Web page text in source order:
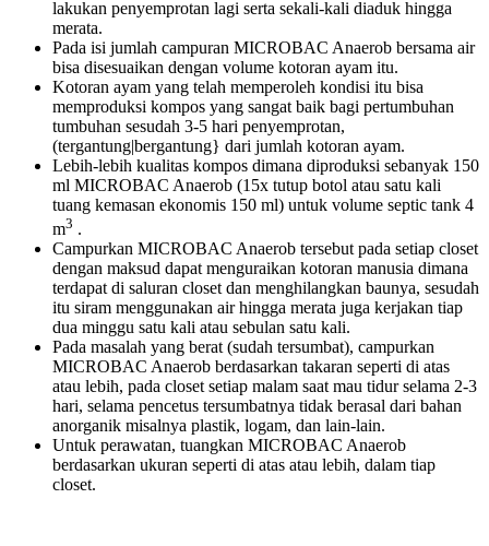
lakukan penyemprotan lagi serta sekali-kali diaduk hingga
merata.
Pada isi jumlah campuran MICROBAC Anaerob bersama air
bisa disesuaikan dengan volume kotoran ayam itu.
Kotoran ayam yang telah memperoleh kondisi itu bisa
memproduksi kompos yang sangat baik bagi pertumbuhan
tumbuhan sesudah 3-5 hari penyemprotan,
(tergantung|bergantung} dari jumlah kotoran ayam.
Lebih-lebih kualitas kompos dimana diproduksi sebanyak 150
ml MICROBAC Anaerob (15x tutup botol atau satu kali
tuang kemasan ekonomis 150 ml) untuk volume septic tank 4
m3 .
Campurkan MICROBAC Anaerob tersebut pada setiap closet
dengan maksud dapat menguraikan kotoran manusia dimana
terdapat di saluran closet dan menghilangkan baunya, sesudah
itu siram menggunakan air hingga merata juga kerjakan tiap
dua minggu satu kali atau sebulan satu kali.
Pada masalah yang berat (sudah tersumbat), campurkan
MICROBAC Anaerob berdasarkan takaran seperti di atas
atau lebih, pada closet setiap malam saat mau tidur selama 2-3
hari, selama pencetus tersumbatnya tidak berasal dari bahan
anorganik misalnya plastik, logam, dan lain-lain.
Untuk perawatan, tuangkan MICROBAC Anaerob
berdasarkan ukuran seperti di atas atau lebih, dalam tiap
closet.